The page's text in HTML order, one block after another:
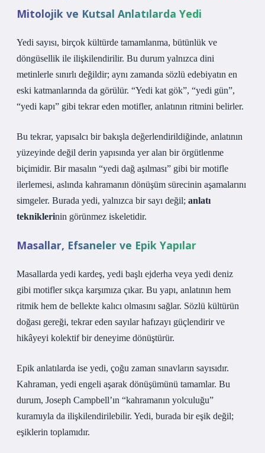
Mitolojik ve Kutsal Anlatılarda Yedi
Yedi sayısı, birçok kültürde tamamlanma, bütünlük ve
döngüsellik ile ilişkilendirilir. Bu durum yalnızca dini
metinlerle sınırlı değildir; aynı zamanda sözlü edebiyatın en
eski katmanlarında da görülür. “Yedi kat gök”, “yedi gün”,
“yedi kapı” gibi tekrar eden motifler, anlatının ritmini belirler.
Bu tekrar, yapısalcı bir bakışla değerlendirildiğinde, anlatının
yüzeyinde değil derin yapısında yer alan bir örgütlenme
biçimidir. Bir masalın “yedi dağ aşılması” gibi bir motifle
ilerlemesi, aslında kahramanın dönüşüm sürecinin aşamalarını
simgeler. Burada yedi, yalnızca bir sayı değil; anlatı
tekniklerinin görünmez iskeletidir.
Masallar, Efsaneler ve Epik Yapılar
Masallarda yedi kardeş, yedi başlı ejderha veya yedi deniz
gibi motifler sıkça karşımıza çıkar. Bu yapı, anlatının hem
ritmik hem de bellekte kalıcı olmasını sağlar. Sözlü kültürün
doğası gereği, tekrar eden sayılar hafızayı güçlendirir ve
hikâyeyi kolektif bir deneyime dönüştürür.
Epik anlatılarda ise yedi, çoğu zaman sınavların sayısıdır.
Kahraman, yedi engeli aşarak dönüşümünü tamamlar. Bu
durum, Joseph Campbell’ın “kahramanın yolculuğu”
kuramıyla da ilişkilendirilebilir. Yedi, burada bir eşik değil;
eşiklerin toplamıdır.